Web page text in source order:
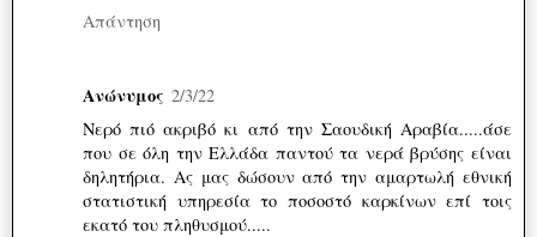
Απάντηση
Ανώνυμος 2/3/22
Νερό πιό ακριβό κι από την Σαουδική Αραβία.....άσε
που σε όλη την Ελλάδα παντού τα νερά βρύσης είναι
δηλητήρια. Ας μας δώσουν από την αμαρτωλή εθνική
στατιστική υπηρεσία το ποσοστό καρκίνων επί τοις
εκατό του πληθυσμού.....